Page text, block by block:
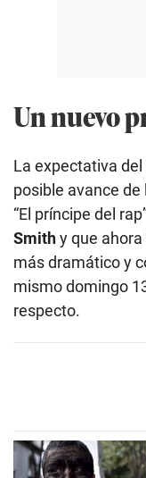
Un nuevo
La expectativa del
posible avance de
“El príncipe del
Smithy que
más dramático y
mismo domingo
respecto.